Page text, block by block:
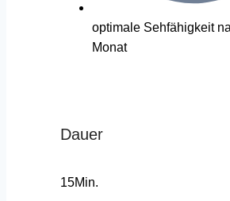
optimale Sehfähigkeit
Monat
Dauer
15Min.